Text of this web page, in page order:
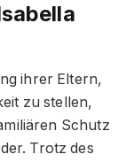
ihrer Eltern,
zu stellen,
Schutz
Trotz des